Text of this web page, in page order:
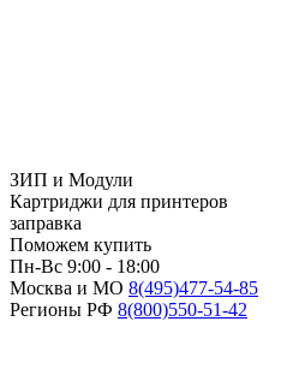
ЗИП и Модули
Картриджи для принтеров
заправка
Поможем купить
Пн-Вс 9:00 - 18:00
Москва и МО 8(495)477-54-85
Регионы РФ 8(800)550-51-42